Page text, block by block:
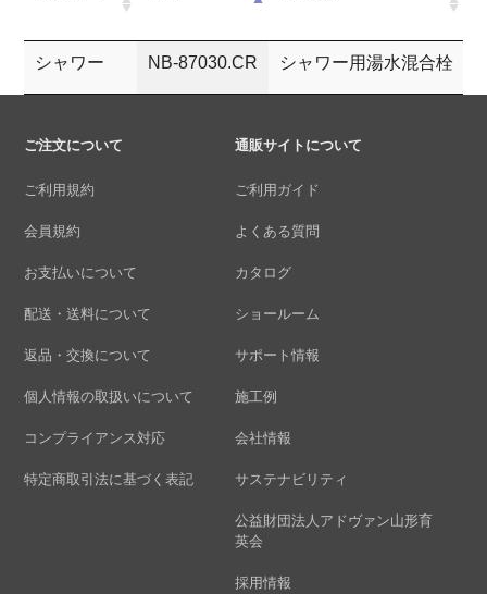
シャワー NB-87030.CR シャワー用湯水混合栓
ご注文について
ご利用規約
会員規約
お支払いについて
配送・送料について
返品・交換について
個人情報の取扱いについて
コンプライアンス対応
特定商取引法に基づく表記
通販サイトについて
ご利用ガイド
よくある質問
カタログ
ショールーム
サポート情報
施工例
会社情報
サステナビリティ
公益財団法人アドヴァン山形育
英会
採用情報